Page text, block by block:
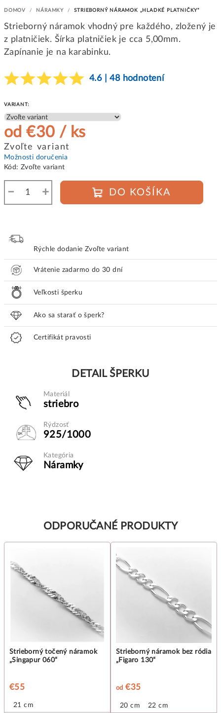
DOMOV / NÁRAMKY / STRIEBORNÝ NÁRAMOK „HLADKÉ PLATNIČKY“
Strieborný náramok vhodný pre každého, zložený je
z platničiek. Šírka platničiek je cca 5,00mm.
Zapínanie je na karabinku.
4.6 | 48 hodnotení
VARIANT:
od€30 / ks
Jednotková
cena:
Zvoľte variant
Možnosti doručenia
Kód: Zvoľte variant
+
− DO KOŠÍKA
Rýchle dodanie Zvoľte variant
Vrátenie zadarmo do 30 dní
Veľkosti šperku
Ako sa starať o šperk?
Certifikát pravosti
DETAIL ŠPERKU
Materiál
striebro
Rýdzosť
925/1000
Kategória
Náramky
ODPORUČANÉ PRODUKTY
Strieborný točený náramok
„Singapur 060“
€55
21 cm
Strieborný náramok bez ródia
„Figaro 130“
od €35
20 cm 22 cm